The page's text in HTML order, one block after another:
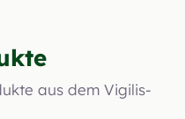
aus dem Vigilis-